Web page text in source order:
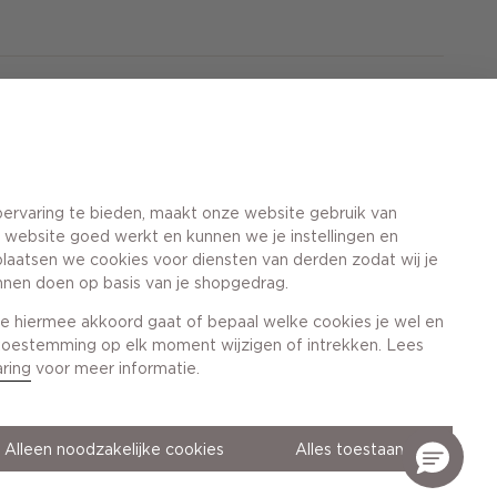
te bieden, maakt onze website gebruik van
goed werkt en kunnen we je instellingen en
we cookies voor diensten van derden zodat wij je
doen op basis van je shopgedrag.
hiermee akkoord gaat of bepaal welke cookies je wel en
op elk moment wijzigen of intrekken. Lees
voor meer informatie.
Alles toestaan
Alleen noodzakelijke cookies